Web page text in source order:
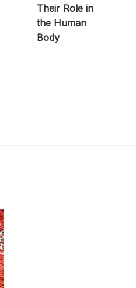
Their Role in
the Human
Body